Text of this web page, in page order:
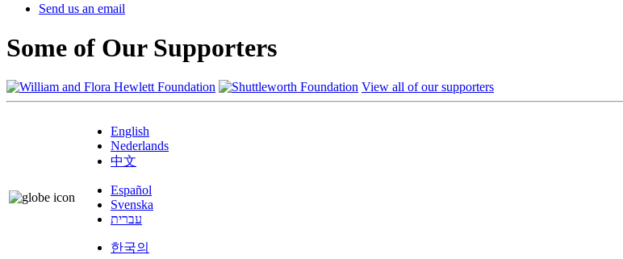
Send us an email
Some of Our Supporters
View all of our supporters
English
Nederlands
中文
Español
Svenska
עברית
한국의